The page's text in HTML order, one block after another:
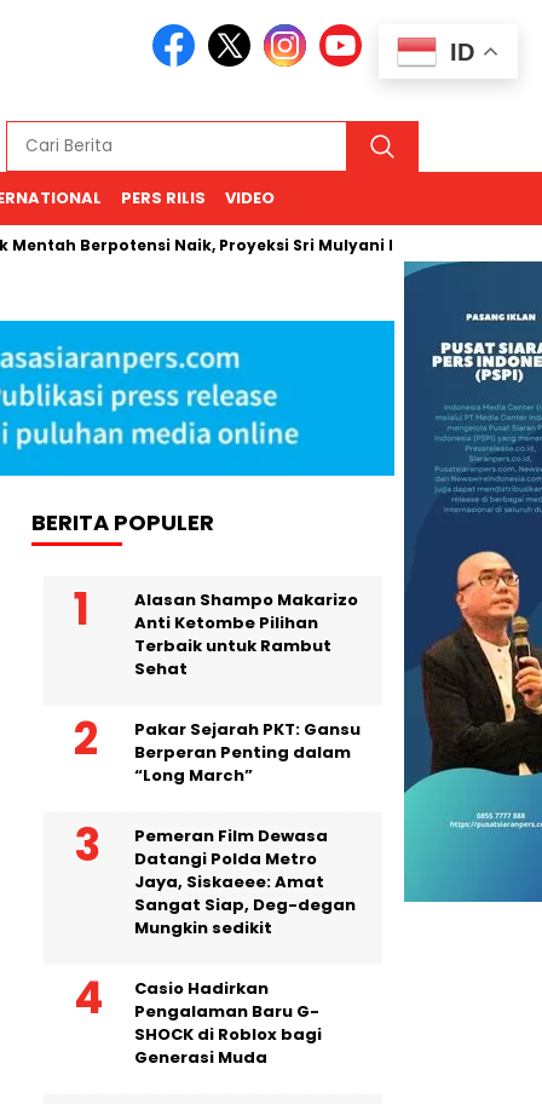
PERS RILIS VIDEO
Berpotensi Naik, Proyeksi Sri Mulyani Rentang USD 66–94
BERITA POPULER
Alasan Shampo Makarizo
Anti Ketombe Pilihan
Terbaik untuk Rambut
Sehat
Pakar Sejarah PKT: Gansu
Berperan Penting dalam
“Long March”
Pemeran Film Dewasa
Datangi Polda Metro
Jaya, Siskaeee: Amat
Sangat Siap, Deg-degan
Mungkin sedikit
Casio Hadirkan
Pengalaman Baru G-
SHOCK di Roblox bagi
Generasi Muda
ID